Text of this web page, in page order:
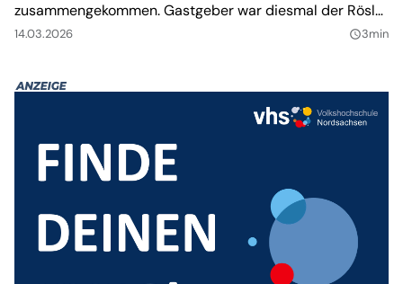
zusammengekommen. Gastgeber war diesmal der Rösl
Gewerbepark am Pönitzer Dreieck an der B87.
14.03.2026 query_builder3min